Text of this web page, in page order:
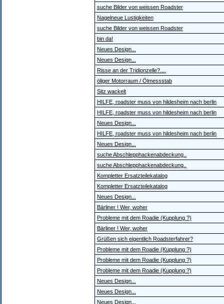
suche Bilder von weissen Roadster
Nagelneue Lustigkeiten
suche Bilder von weissen Roadster
bin da!
Neues Design...
Neues Design...
Risse an der Tridionzelle?....
öliger Motorraum / Ölmessstab
Sitz wackelt
HILFE, roadster muss von hildesheim nach berlin
HILFE, roadster muss von hildesheim nach berlin
Neues Design...
HILFE, roadster muss von hildesheim nach berlin
Neues Design...
suche Abschlepphackenabdeckung..
suche Abschlepphackenabdeckung..
Kompletter Ersatzteilekatalog
Kompletter Ersatzteilekatalog
Neues Design...
Bärliner ! Wer, woher
Probleme mit dem Roadie (Kupplung ?)
Bärliner ! Wer, woher
Grüßen sich eigentlich Roadsterfahrer?
Probleme mit dem Roadie (Kupplung ?)
Probleme mit dem Roadie (Kupplung ?)
Probleme mit dem Roadie (Kupplung ?)
Neues Design...
Neues Design...
Neues Design...